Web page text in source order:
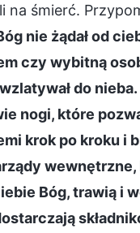
na śmierć.
nie żądał od
czy wybitną
do
nogi, które
krok po kroku i
wewnętrzne,
Bóg, trawią i